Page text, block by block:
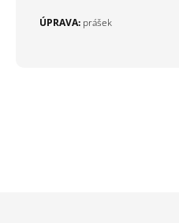
ÚPRAVA: prášek